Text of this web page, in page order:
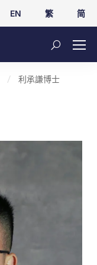
EN 繁 简
利承謙博士